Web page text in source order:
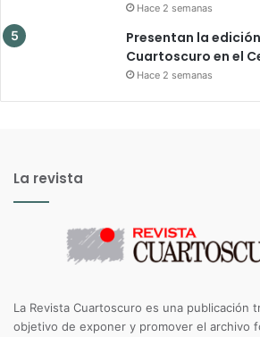
Hace 2 semanas
Presentan la
Cuartoscuro en el
Hace 2 semanas
La revista
La Revista Cuartoscuro es una publicación
objetivo de exponer y promover el archivo